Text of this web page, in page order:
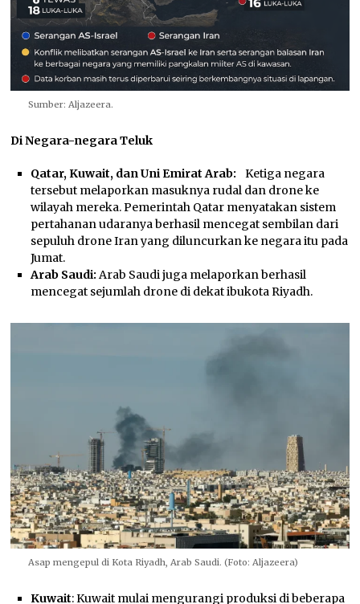
Sumber: Aljazeera.
Di Negara-negara Teluk
Qatar, Kuwait, dan Uni Emirat Arab: Ketiga negara
tersebut melaporkan masuknya rudal dan drone ke
wilayah mereka. Pemerintah Qatar menyatakan sistem
pertahanan udaranya berhasil mencegat sembilan dari
sepuluh drone Iran yang diluncurkan ke negara itu pada
Jumat.
Arab Saudi: Arab Saudi juga melaporkan berhasil
mencegat sejumlah drone di dekat ibukota Riyadh.
Asap mengepul di Kota Riyadh, Arab Saudi. (Foto: Aljazeera)
Kuwait: Kuwait mulai mengurangi produksi di beberapa